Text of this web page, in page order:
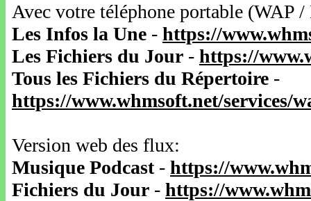
Avec votre téléphone portable
Les Infos la Une - https://
Les Fichiers du Jour - https://
Tous les Fichiers du Répertoire -
https://www.whmsoft.net/services/
Version web des flux:
Musique Podcast- https://
Fichiers du Jour - https://